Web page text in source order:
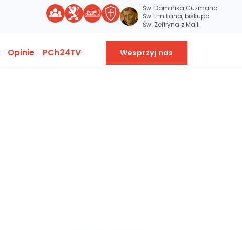
Św. Dominika Guzmana
Św. Emiliana, biskupa
Św. Zefiryna z Malii
Opinie PCh24TV Wesprzyj nas